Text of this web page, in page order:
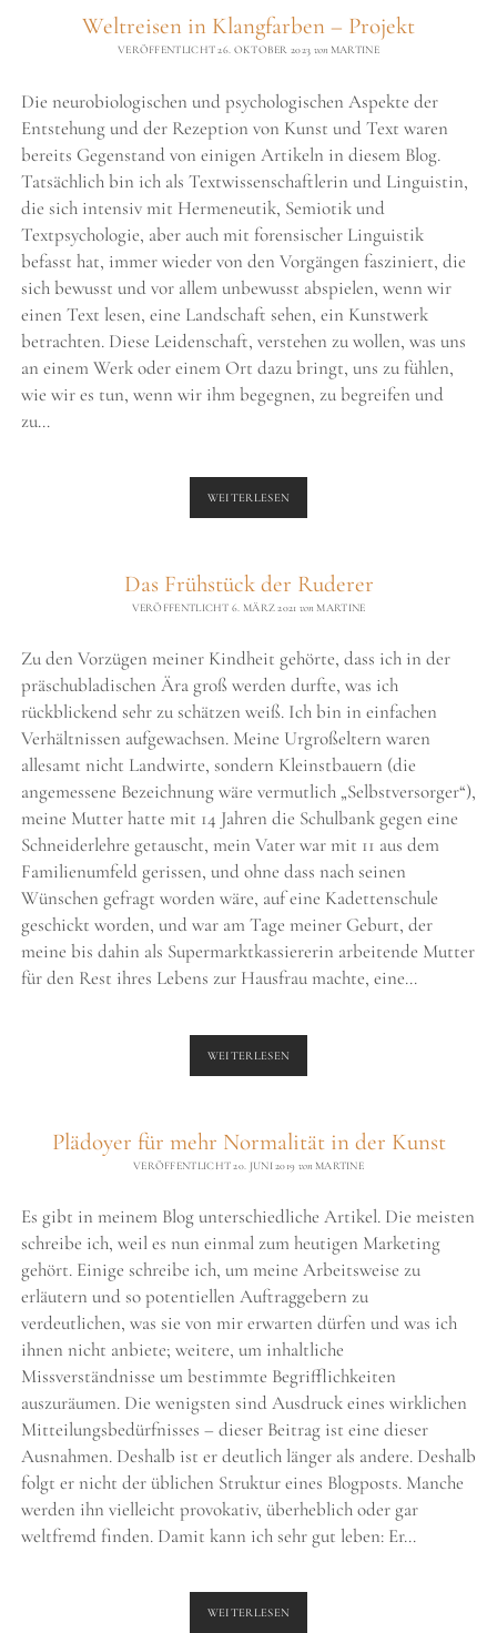
Weltreisen in Klangfarben – Projekt
VERÖFFENTLICHT 26. OKTOBER 2023 von MARTINE
Die neurobiologischen und psychologischen Aspekte der
Entstehung und der Rezeption von Kunst und Text waren
bereits Gegenstand von einigen Artikeln in diesem Blog.
Tatsächlich bin ich als Textwissenschaftlerin und Linguistin,
die sich intensiv mit Hermeneutik, Semiotik und
Textpsychologie, aber auch mit forensischer Linguistik
befasst hat, immer wieder von den Vorgängen fasziniert, die
sich bewusst und vor allem unbewusst abspielen, wenn wir
einen Text lesen, eine Landschaft sehen, ein Kunstwerk
betrachten. Diese Leidenschaft, verstehen zu wollen, was uns
an einem Werk oder einem Ort dazu bringt, uns zu fühlen,
wie wir es tun, wenn wir ihm begegnen, zu begreifen und
zu…
WEITERLESEN
IN
PROJEKT
Das Frühstück der Ruderer
VERÖFFENTLICHT 6. MÄRZ 2021 von MARTINE
Zu den Vorzügen meiner Kindheit gehörte, dass ich in der
präschubladischen Ära groß werden durfte, was ich
rückblickend sehr zu schätzen weiß. Ich bin in einfachen
Verhältnissen aufgewachsen. Meine Urgroßeltern waren
allesamt nicht Landwirte, sondern Kleinstbauern (die
angemessene Bezeichnung wäre vermutlich „Selbstversorger“),
meine Mutter hatte mit 14 Jahren die Schulbank gegen eine
Schneiderlehre getauscht, mein Vater war mit 11 aus dem
Familienumfeld gerissen, und ohne dass nach seinen
Wünschen gefragt worden wäre, auf eine Kadettenschule
geschickt worden, und war am Tage meiner Geburt, der
meine bis dahin als Supermarktkassiererin arbeitende Mutter
für den Rest ihres Lebens zur Hausfrau machte, eine…
WEITERLESEN
FRÜHSTÜCK
Plädoyer für mehr Normalität in der Kunst
VERÖFFENTLICHT 20. JUNI 2019 von MARTINE
Es gibt in meinem Blog unterschiedliche Artikel. Die meisten
schreibe ich, weil es nun einmal zum heutigen Marketing
gehört. Einige schreibe ich, um meine Arbeitsweise zu
erläutern und so potentiellen Auftraggebern zu
verdeutlichen, was sie von mir erwarten dürfen und was ich
ihnen nicht anbiete; weitere, um inhaltliche
Missverständnisse um bestimmte Begrifflichkeiten
auszuräumen. Die wenigsten sind Ausdruck eines wirklichen
Mitteilungsbedürfnisses – dieser Beitrag ist eine dieser
Ausnahmen. Deshalb ist er deutlich länger als andere. Deshalb
folgt er nicht der üblichen Struktur eines Blogposts. Manche
werden ihn vielleicht provokativ, überheblich oder gar
weltfremd finden. Damit kann ich sehr gut leben: Er…
WEITERLESEN